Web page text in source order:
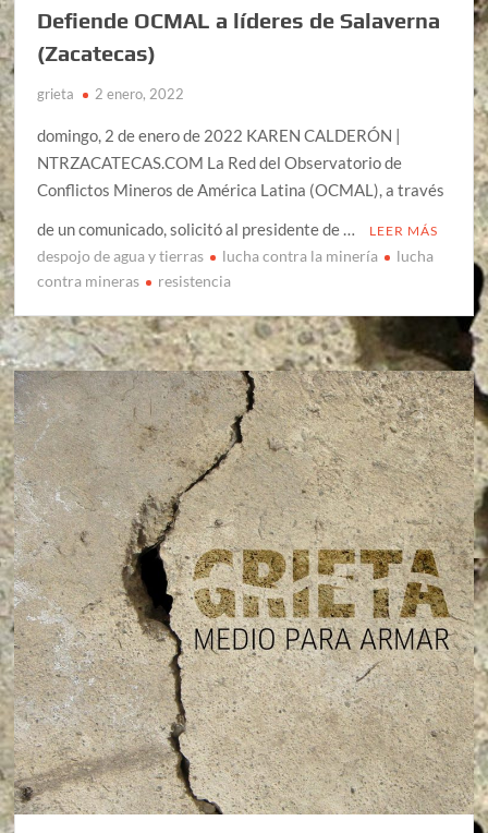
Defiende OCMAL a líderes de Salaverna
(Zacatecas)
grieta 2 enero, 2022
domingo, 2 de enero de 2022 KAREN CALDERÓN |
NTRZACATECAS.COM La Red del Observatorio de
Conflictos Mineros de América Latina (OCMAL), a través
de un comunicado, solicitó al presidente de …
LEER MÁS
despojo de agua y tierras lucha contra la minería
lucha
contra mineras
resistencia